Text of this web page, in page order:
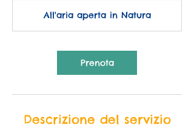
e
All'aria aperta in Natura
Prenota
Descrizione del servizio